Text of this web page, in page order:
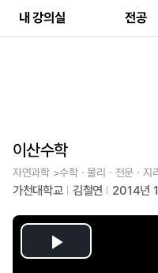
내 강의실 전공
이산수학
자연과학 >수학ㆍ물리ㆍ천문ㆍ지
가천대학교 김철연 2014년
Play